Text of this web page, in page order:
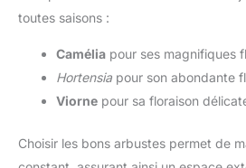
toutes saisons :
Camélia pour ses magnifiques
Hortensia pour son abondante
Viorne pour sa floraison
Choisir les bons arbustes permet de